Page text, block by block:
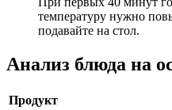
температуру нужно
подавайте на стол.
Анализ блюда на
Продукт